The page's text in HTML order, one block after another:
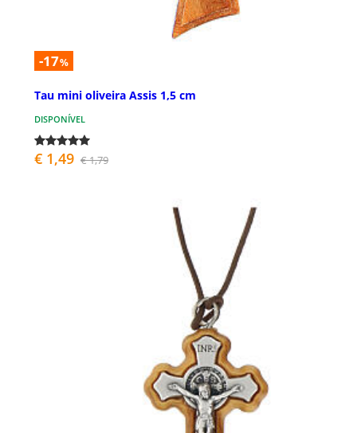
-17%
Tau mini oliveira Assis 1,5 cm
DISPONÍVEL
€ 1,49 € 1,79